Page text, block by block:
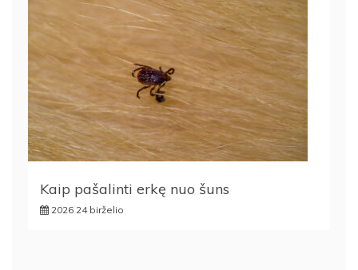
Kaip pašalinti erkę nuo šuns
2026 24 birželio